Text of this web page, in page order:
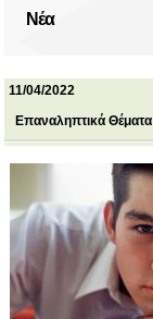
Νέα
11/04/2022
Επαναληπτικά